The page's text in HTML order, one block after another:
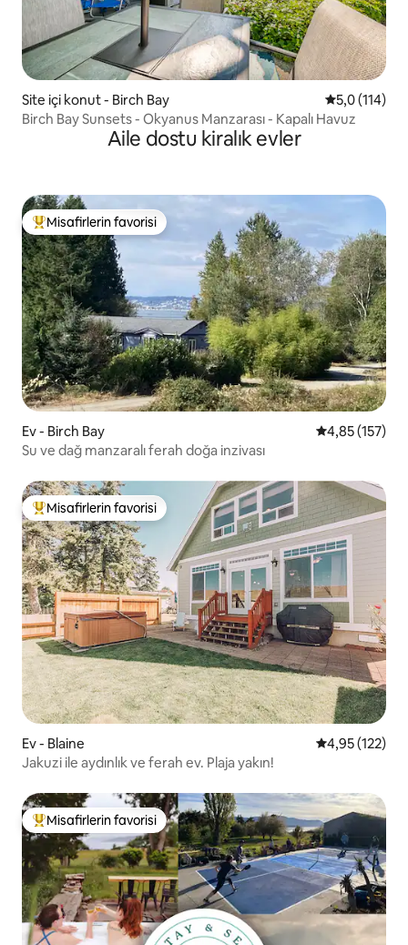
Site içi konut - Birch Bay 5 üzerinden
5,0 (114)
Birch Bay Sunsets - Okyanus Manzarası - Kapalı Havuz
Aile dostu kiralık evler
Misafirlerin favorilerinden en beğenilenler arasında
Misafirlerin favorisi
Ev - Birch Bay 5 üzerinden
4,85 (157)
Su ve dağ manzaralı ferah doğa inzivası
Misafirlerin favorilerinden en beğenilenler arasında
Misafirlerin favorisi
Ev - Blaine 5 üzerinden
4,95 (122)
Jakuzi ile aydınlık ve ferah ev. Plaja yakın!
Misafirlerin favorilerinden en beğenilenler arasında
Misafirlerin favorisi